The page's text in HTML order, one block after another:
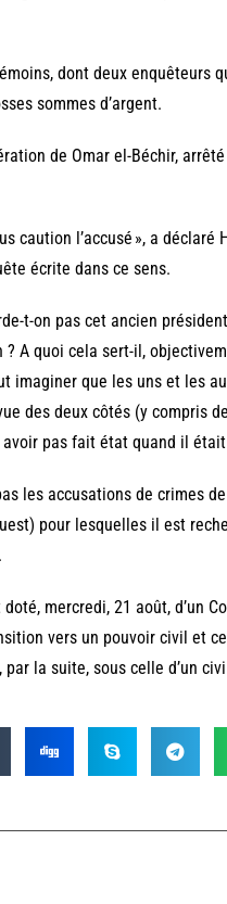
dont deux enquêteurs
sommes d’argent.
de Omar el-Béchir,
caution l’accusé », a déclaré
écrite dans ce sens.
t-on pas cet ancien
A quoi cela sert-il,
imaginer que les uns et les
des deux côtés (y compris
avoir pas fait état quand il
les accusations de crimes
pour lesquelles il est
mercredi, 21 août, d’un
vers un pouvoir civil et
la suite, sous celle d’un